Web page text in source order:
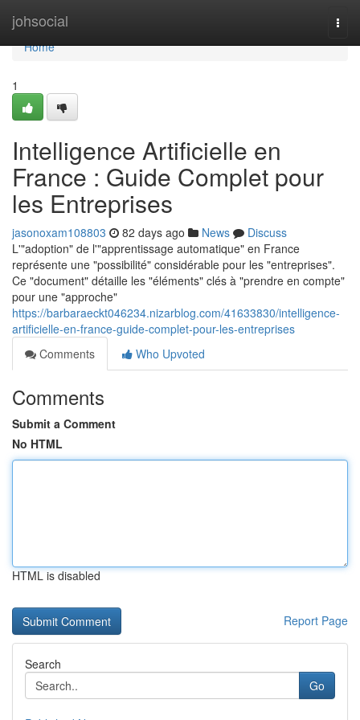
johsocial
Home
Home
1
Intelligence Artificielle en
France : Guide Complet pour
les Entreprises
jasonoxam108803 82 days ago News
Discuss
L'"adoption" de l'"apprentissage automatique" en France
représente une "possibilité" considérable pour les "entreprises".
Ce "document" détaille les "éléments" clés à "prendre en compte"
pour une "approche"
https://barbaraeckt046234.nizarblog.com/41633830/intelligence-
artificielle-en-france-guide-complet-pour-les-entreprises
Comments
Who Upvoted
Comments
Submit a Comment
No HTML
HTML is disabled
Report Page
Search
Go